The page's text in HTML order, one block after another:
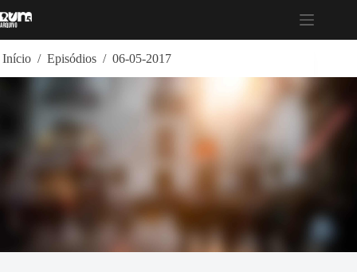
para
Início / Episódios / 06-05-2017